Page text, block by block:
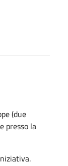
(due
presso la